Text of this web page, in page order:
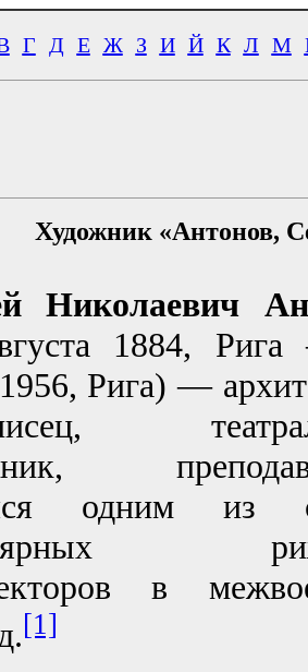
Г Д Е Ж З И Й К Л М
Художник «Антонов,
Николаевич
1884,
Рига) —
одним из
в
[1]